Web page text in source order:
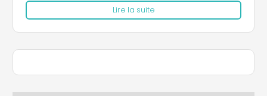
Lire la suite